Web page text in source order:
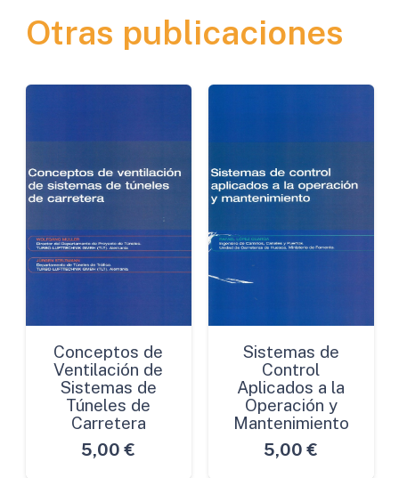
GNSS
y
Bajo
Coste
cantidad
Otras publicaciones
Conceptos de
Ventilación de
Sistemas de
Túneles de
Carretera
5,00 €
Sistemas de
Control
Aplicados a la
Operación y
Mantenimiento
5,00 €